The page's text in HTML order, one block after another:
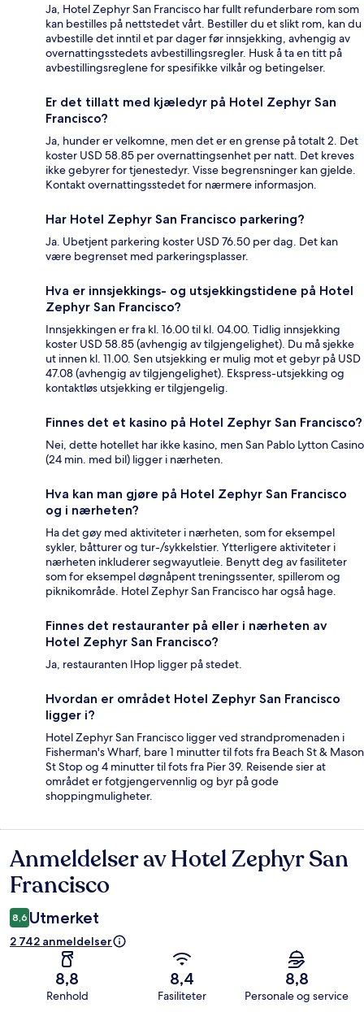
Ja, Hotel Zephyr San Francisco har fullt refunderbare rom som
kan bestilles på nettstedet vårt. Bestiller du et slikt rom, kan du
avbestille det inntil et par dager før innsjekking, avhengig av
overnattingsstedets avbestillingsregler. Husk å ta en titt på
avbestillingsreglene for spesifikke vilkår og betingelser.
Er det tillatt med kjæledyr på Hotel Zephyr San
Francisco?
Ja, hunder er velkomne, men det er en grense på totalt 2. Det
koster USD 58.85 per overnattingsenhet per natt. Det kreves
ikke gebyrer for tjenestedyr. Visse begrensninger kan gjelde.
Kontakt overnattingsstedet for nærmere informasjon.
Har Hotel Zephyr San Francisco parkering?
Ja. Ubetjent parkering koster USD 76.50 per dag. Det kan
være begrenset med parkeringsplasser.
Hva er innsjekkings- og utsjekkingstidene på Hotel
Zephyr San Francisco?
Innsjekkingen er fra kl. 16.00 til kl. 04.00. Tidlig innsjekking
koster USD 58.85 (avhengig av tilgjengelighet). Du må sjekke
ut innen kl. 11.00. Sen utsjekking er mulig mot et gebyr på USD
47.08 (avhengig av tilgjengelighet). Ekspress-utsjekking og
kontaktløs utsjekking er tilgjengelig.
Finnes det et kasino på Hotel Zephyr San Francisco?
Nei, dette hotellet har ikke kasino, men San Pablo Lytton Casino
(24 min. med bil) ligger i nærheten.
Hva kan man gjøre på Hotel Zephyr San Francisco
og i nærheten?
Ha det gøy med aktiviteter i nærheten, som for eksempel
sykler, båtturer og tur-/sykkelstier. Ytterligere aktiviteter i
nærheten inkluderer segwayutleie. Benytt deg av fasiliteter
som for eksempel døgnåpent treningssenter, spillerom og
piknikområde. Hotel Zephyr San Francisco har også hage.
Finnes det restauranter på eller i nærheten av
Hotel Zephyr San Francisco?
Ja, restauranten IHop ligger på stedet.
Hvordan er området Hotel Zephyr San Francisco
ligger i?
Hotel Zephyr San Francisco ligger ved strandpromenaden i
Fisherman's Wharf, bare 1 minutter til fots fra Beach St & Mason
St Stop og 4 minutter til fots fra Pier 39. Reisende sier at
området er fotgjengervennlig og byr på gode
shoppingmuligheter.
Anmeldelser
Anmeldelser av Hotel Zephyr San
Francisco
8,6 Utmerket
2 742 anmeldelser
8,8
Renhold
8,4
Fasiliteter
8,8
Personale og service